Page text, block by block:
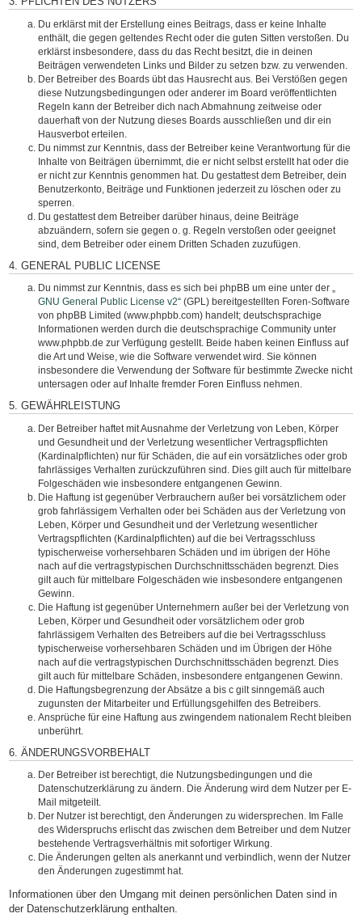
Du erklärst mit der Erstellung eines Beitrags, dass er keine Inhalte
enthält, die gegen geltendes Recht oder die guten Sitten verstoßen. Du
erklärst insbesondere, dass du das Recht besitzt, die in deinen
Beiträgen verwendeten Links und Bilder zu setzen bzw. zu verwenden.
Der Betreiber des Boards übt das Hausrecht aus. Bei Verstößen gegen
diese Nutzungsbedingungen oder anderer im Board veröffentlichten
Regeln kann der Betreiber dich nach Abmahnung zeitweise oder
dauerhaft von der Nutzung dieses Boards ausschließen und dir ein
Hausverbot erteilen.
Du nimmst zur Kenntnis, dass der Betreiber keine Verantwortung für die
Inhalte von Beiträgen übernimmt, die er nicht selbst erstellt hat oder die
er nicht zur Kenntnis genommen hat. Du gestattest dem Betreiber, dein
Benutzerkonto, Beiträge und Funktionen jederzeit zu löschen oder zu
sperren.
Du gestattest dem Betreiber darüber hinaus, deine Beiträge
abzuändern, sofern sie gegen o. g. Regeln verstoßen oder geeignet
sind, dem Betreiber oder einem Dritten Schaden zuzufügen.
4. GENERAL PUBLIC LICENSE
Du nimmst zur Kenntnis, dass es sich bei phpBB um eine unter der „
GNU General Public License v2“ (GPL) bereitgestellten Foren-Software
von phpBB Limited (www.phpbb.com) handelt; deutschsprachige
Informationen werden durch die deutschsprachige Community unter
www.phpbb.de zur Verfügung gestellt. Beide haben keinen Einfluss auf
die Art und Weise, wie die Software verwendet wird. Sie können
insbesondere die Verwendung der Software für bestimmte Zwecke nicht
untersagen oder auf Inhalte fremder Foren Einfluss nehmen.
5. GEWÄHRLEISTUNG
Der Betreiber haftet mit Ausnahme der Verletzung von Leben, Körper
und Gesundheit und der Verletzung wesentlicher Vertragspflichten
(Kardinalpflichten) nur für Schäden, die auf ein vorsätzliches oder grob
fahrlässiges Verhalten zurückzuführen sind. Dies gilt auch für mittelbare
Folgeschäden wie insbesondere entgangenen Gewinn.
Die Haftung ist gegenüber Verbrauchern außer bei vorsätzlichem oder
grob fahrlässigem Verhalten oder bei Schäden aus der Verletzung von
Leben, Körper und Gesundheit und der Verletzung wesentlicher
Vertragspflichten (Kardinalpflichten) auf die bei Vertragsschluss
typischerweise vorhersehbaren Schäden und im übrigen der Höhe
nach auf die vertragstypischen Durchschnittsschäden begrenzt. Dies
gilt auch für mittelbare Folgeschäden wie insbesondere entgangenen
Gewinn.
Die Haftung ist gegenüber Unternehmern außer bei der Verletzung von
Leben, Körper und Gesundheit oder vorsätzlichem oder grob
fahrlässigem Verhalten des Betreibers auf die bei Vertragsschluss
typischerweise vorhersehbaren Schäden und im Übrigen der Höhe
nach auf die vertragstypischen Durchschnittsschäden begrenzt. Dies
gilt auch für mittelbare Schäden, insbesondere entgangenen Gewinn.
Die Haftungsbegrenzung der Absätze a bis c gilt sinngemäß auch
zugunsten der Mitarbeiter und Erfüllungsgehilfen des Betreibers.
Ansprüche für eine Haftung aus zwingendem nationalem Recht bleiben
unberührt.
6. ÄNDERUNGSVORBEHALT
Der Betreiber ist berechtigt, die Nutzungsbedingungen und die
Datenschutzerklärung zu ändern. Die Änderung wird dem Nutzer per E-
Mail mitgeteilt.
Der Nutzer ist berechtigt, den Änderungen zu widersprechen. Im Falle
des Widerspruchs erlischt das zwischen dem Betreiber und dem Nutzer
bestehende Vertragsverhältnis mit sofortiger Wirkung.
Die Änderungen gelten als anerkannt und verbindlich, wenn der Nutzer
den Änderungen zugestimmt hat.
Informationen über den Umgang mit deinen persönlichen Daten sind in
der Datenschutzerklärung enthalten.